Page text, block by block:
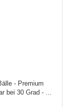
- Premium
bei 30 Grad - ...